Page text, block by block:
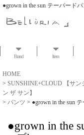
●grown in the sun テーパード
Brand Item
HOME
> SUNSHINE+CLOUD 【サン
ン ザ サン】
> パンツ > ●grown in the sun
●grown in the